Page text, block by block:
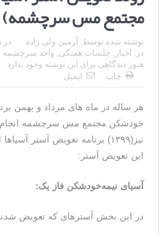
مجتمع مس سرچشمه)
نوشته شده توسط: آرمین ولی زاده در
در: اخبار , جلسات هفتگی, واحد سرچشمه
هنوز دیدگاهی برای این نوشته وجود ندارد
چاپ
ایمیل
هر ساله در ماه های مرداد و بهمن
خودشکن مجتمع مس سرچشمه انجام
نیز(۱۳۹۹) برنامه تعویض آستر
این تعویض آستر:
آسیای نیمه‌خودشکن فاز یک:
در این بخش آسترهای که تعویض